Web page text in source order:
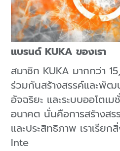
แบรนด์ KUKA ของเรา
สมาชิก KUKA มากกว่า
ร่วมกันสร้างสรรค์และพั
อัจฉริยะ และระบบออโตเ
อนาคต นั่นคือการสร้างส
และประสิทธิภาพ เราเรีย
Inte